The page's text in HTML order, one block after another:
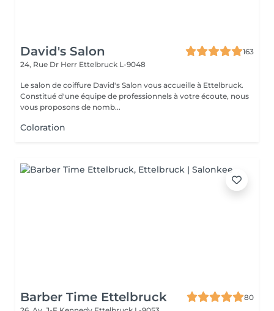
David's Salon
163
24, Rue Dr Herr Ettelbruck L-9048
Le salon de coiffure David's Salon vous accueille à Ettelbruck.
Constitué d'une équipe de professionnels à votre écoute, nous
vous proposons de nomb...
Coloration
Barber Time Ettelbruck
80